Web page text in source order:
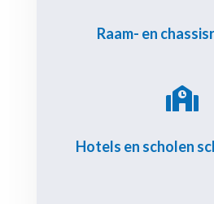
Raam- en

Hotels en scholen